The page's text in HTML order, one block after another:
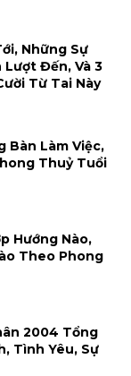
Những Sự
Lượt Đến, Và 3
Từ Tai Này
Bàn Làm Việc,
Thuỷ Tuổi
Hướng Nào,
Theo Phong
2004 Tổng
Tình Yêu, Sự